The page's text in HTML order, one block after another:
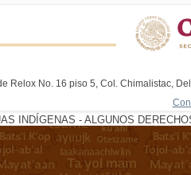
Relox No. 16 piso 5, Col. Chimalistac,
INDÍGENAS - ALGUNOS